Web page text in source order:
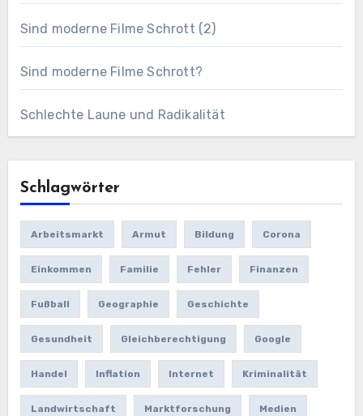
Sind moderne Filme Schrott (2)
Sind moderne Filme Schrott?
Schlechte Laune und Radikalität
Schlagwörter
Arbeitsmarkt Armut Bildung Corona
Einkommen Familie Fehler Finanzen
Fußball Geographie Geschichte
Gesundheit Gleichberechtigung Google
Handel Inflation Internet Kriminalität
Landwirtschaft Marktforschung Medien